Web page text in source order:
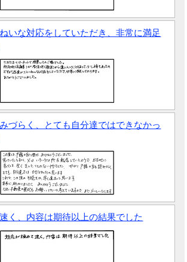
いな対応をしていただき、非常に満足
づらく、とても自分達ではできなかっ
く、内容は期待以上の結果でした